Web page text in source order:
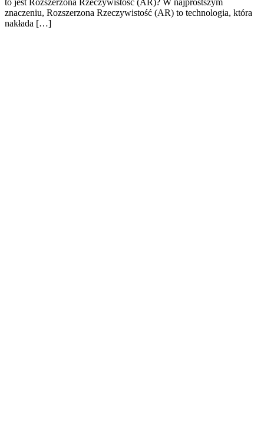
znaczeniu, Rozszerzona Rzeczywistość (AR) to technologia, która
nakłada […]